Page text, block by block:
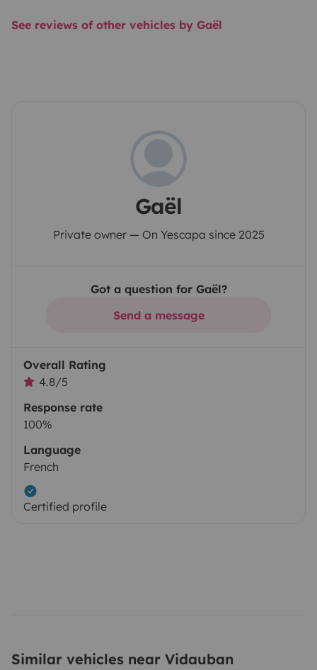
See reviews of other vehicles by Gaël
Gaël
Private owner — On Yescapa since 2025
Got a question for Gaël?
Send a message
Overall Rating
4.8/5
Response rate
100%
Language
French
Certified profile
Similar vehicles near Vidauban